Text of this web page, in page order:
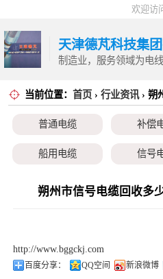
欢迎访
天津德芃科技集
制造业，服务领域为电
当前位置： 首页 › 行业资讯› 朔州
普通电缆 补偿
船用电缆 信号
本安电缆
朔州市信号电缆回收多
http://www.bggckj.com
百度分享： QQ空间 新浪微博
普通电缆
补偿电缆
传感器编码器电
船用电缆
通讯电缆